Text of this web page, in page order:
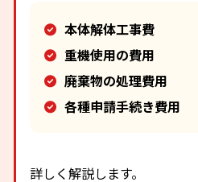
本体解体工事費
重機使用の費用
廃棄物の処理費用
各種申請手続き費用
詳しく解説します。